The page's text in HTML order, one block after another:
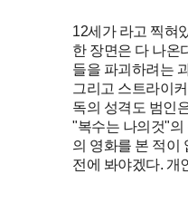
12세가 라고 찍혀
한 장면은 다 나온
들을 파괴하려는
그리고 스트라이
독의 성격도 범인
"복수는 나의것"의
의 영화를 본 적이
전에 봐야겠다. 개